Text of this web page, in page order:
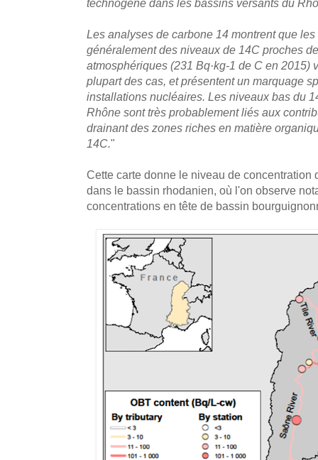
technogène dans les bassins versants du
Les analyses de carbone 14 montrent que
généralement des niveaux de 14C proches
atmosphériques (231 Bq·kg-1 de C en 2015)
plupart des cas, et présentent un marquage
installations nucléaires. Les niveaux bas du
Rhône sont très probablement liés aux
drainant des zones riches en matière
14C."
Cette carte donne le niveau de concentration
dans le bassin rhodanien, où l'on observe
concentrations en tête de bassin